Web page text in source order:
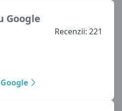
Google
Recenzii: 221